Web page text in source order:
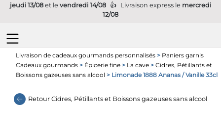
jeudi 13/08 et le vendredi 14/08 Livraison express le mercredi
12/08
Livraison de cadeaux gourmands personnalisés > Paniers garnis
Cadeaux gourmands > Épicerie fine > La cave > Cidres, Pétillants et
Boissons gazeuses sans alcool > Limonade 1888 Ananas / Vanille 33cl
Retour Cidres, Pétillants et Boissons gazeuses sans alcool